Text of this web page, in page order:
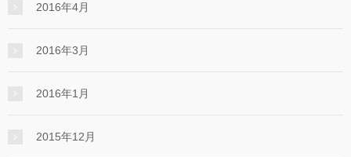
2016年4月
2016年3月
2016年1月
2015年12月